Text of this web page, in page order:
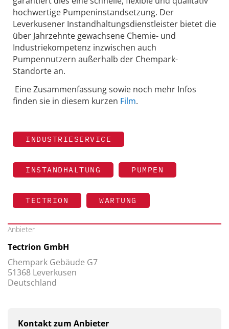
hochwertige Pumpeninstandsetzung. Der
Leverkusener Instandhaltungsdienstleister bietet die
über Jahrzehnte gewachsene Chemie- und
Industriekompetenz inzwischen auch
Pumpennutzern außerhalb der Chempark-
Standorte an.
Eine Zusammenfassung sowie noch mehr Infos
finden sie in diesem kurzen Film.
INDUSTRIESERVICE
INSTANDHALTUNG PUMPEN
TECTRION WARTUNG
Anbieter
Tectrion GmbH
Chempark Gebäude G7
51368 Leverkusen
Deutschland
Kontakt zum Anbieter